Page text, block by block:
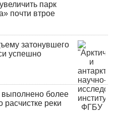
парк
почти втрое
затонувшего
успешно
выполнено более
расчистке реки